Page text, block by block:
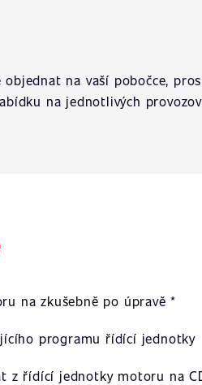
na vaší pobočce,
na jednotlivých
na zkušebně po úpravě *
programu řídící jednotky
z řídící jednotky motoru na